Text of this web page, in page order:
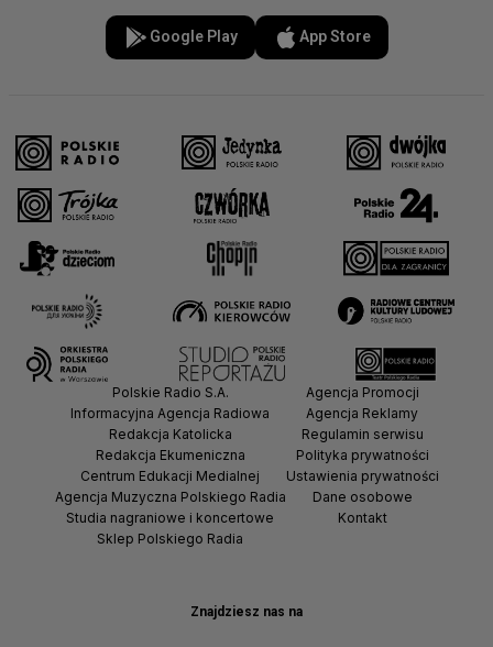
Google Play App Store
Znajdziesz nas na
Polskie Radio S.A.
Informacyjna Agencja Radiowa
Redakcja Katolicka
Redakcja Ekumeniczna
Centrum Edukacji Medialnej
Agencja Muzyczna Polskiego Radia
Studia nagraniowe i koncertowe
Sklep Polskiego Radia
Agencja Promocji
Agencja Reklamy
Regulamin serwisu
Polityka prywatności
Ustawienia prywatności
Dane osobowe
Kontakt